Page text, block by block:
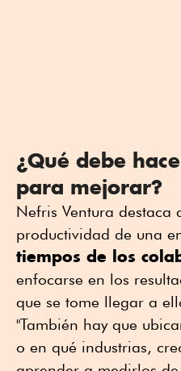
¿Qué debe
para mejorar?
Nefris Ventura
productividad de una
tiempos de los
enfocarse en los
que se tome llegar a
"También hay que
o en qué industrias,